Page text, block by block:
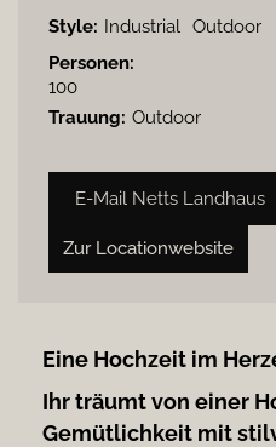
Style: Industrial Outdoor
Personen:
100
Trauung: Outdoor
E-Mail Netts Landhaus
Zur Locationwebsite
Eine Hochzeit im
Ihr träumt von einer
Gemütlichkeit mit